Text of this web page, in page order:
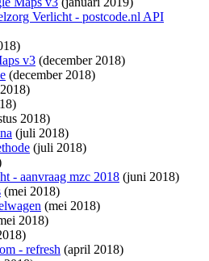
Verlicht - postcode.nl API
v3 (december 2018)
(december 2018)
2018)
(juli 2018)
(juli 2018)
- aanvraag mzc 2018 (juni 2018)
(mei 2018)
(mei 2018)
2018)
- refresh (april 2018)